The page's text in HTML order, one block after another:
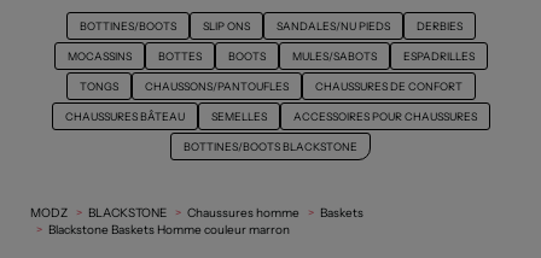
BOTTINES/BOOTS SLIP ONS SANDALES/NU PIEDS DERBIES
MOCASSINS BOTTES BOOTS MULES/SABOTS ESPADRILLES
TONGS CHAUSSONS/PANTOUFLES CHAUSSURES DE CONFORT
CHAUSSURES BÂTEAU SEMELLES ACCESSOIRES POUR CHAUSSURES
BOTTINES/BOOTS BLACKSTONE
MODZ BLACKSTONE Chaussures homme
Baskets
Blackstone Baskets Homme couleur marron